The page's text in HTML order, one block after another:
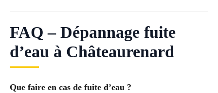
FAQ – Dépannage fuite
d’eau à Châteaurenard
Que faire en cas de fuite d’eau ?